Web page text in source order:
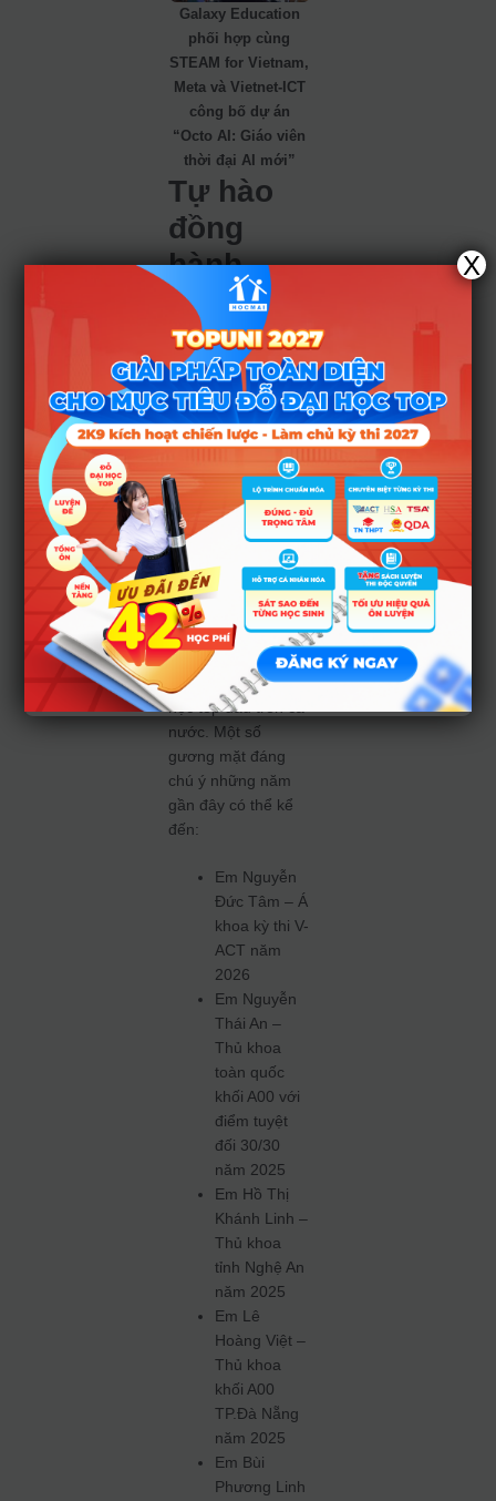
Galaxy Education
phối hợp cùng
STEAM for Vietnam,
Meta và Vietnet-ICT
công bố dự án
“Octo AI: Giáo viên
thời đại AI mới”
Tự hào
đồng
hành
cùng
nhiều thế
hệ học
sinh
trong các
kỳ thi lớn
HOCMAI vô cùng tự
hào khi hàng trăm
học viên của mình
đã trở thành thủ
khoa, á khoa các kỳ
thi hoặc trúng tuyển
vào các trường đại
học top đầu trên cả
nước. Một số
gương mặt đáng
chú ý những năm
gần đây có thể kể
đến:
Em Nguyễn
Đức Tâm – Á
khoa kỳ thi V-
ACT năm
2026
Em Nguyễn
Thái An –
Thủ khoa
toàn quốc
khối A00 với
điểm tuyệt
đối 30/30
năm 2025
Em Hồ Thị
Khánh Linh –
Thủ khoa
tỉnh Nghệ An
năm 2025
Em Lê
Hoàng Việt –
Thủ khoa
khối A00
TP.Đà Nẵng
năm 2025
Em Bùi
Phương Linh
X